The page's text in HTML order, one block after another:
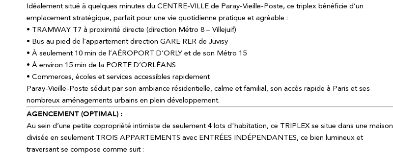
Idéalement situé à quelques minutes du CENTRE-VILLE de Paray-Vieille-Poste, ce triplex bénéficie d’un
emplacement stratégique, parfait pour une vie quotidienne pratique et agréable :
• TRAMWAY T7 à proximité directe (direction Métro 8 – Villejuif)
• Bus au pied de l’appartement direction GARE RER de Juvisy
• À seulement 10 min de l’AÉROPORT D’ORLY et de son Métro 15
• À environ 15 min de la PORTE D’ORLÉANS
• Commerces, écoles et services accessibles rapidement
Paray-Vieille-Poste séduit par son ambiance résidentielle, calme et familial, son accès rapide à Paris et ses
nombreux aménagements urbains en plein développement.
AGENCEMENT (OPTIMAL) :
Au sein d’une petite copropriété intimiste de seulement 4 lots d'habitation, ce TRIPLEX se situe dans une maison
divisée en seulement TROIS APPARTEMENTS avec ENTRÉES INDÉPENDANTES, ce bien lumineux et
traversant se compose comme suit :